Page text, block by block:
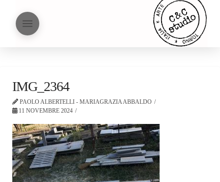
IMG_2364
PAOLO ALBERTELLI - MARIAGRAZIA ABBALDO
11 NOVEMBRE 2024